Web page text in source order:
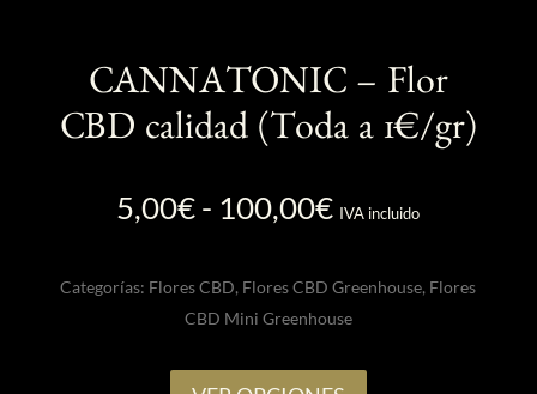
CANNATONIC – Flor
CBD calidad (Toda a 1€/gr)
5,00€- 100,00€Rango
desde
5,00€
hasta
IVA incluido
Categorías: Flores CBD, Flores CBD Greenhouse, Flores
CBD Mini Greenhouse